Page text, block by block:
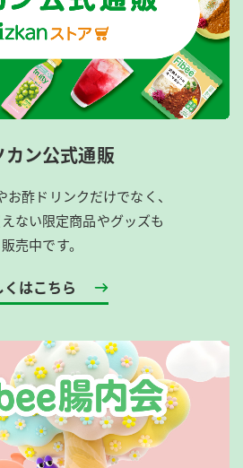
カン公式通販
お酢ドリンクだけでなく、
ない限定商品やグッズも
販売中です。
はこちら